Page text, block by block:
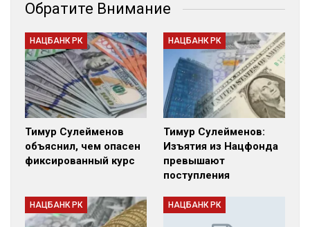
Обратите Внимание
НАЦБАНК РК
Тимур Сулейменов
объяснил, чем опасен
фиксированный курс
НАЦБАНК РК
Тимур Сулейменов:
Изъятия из Нацфонда
превышают
поступления
НАЦБАНК РК НАЦБАНК РК